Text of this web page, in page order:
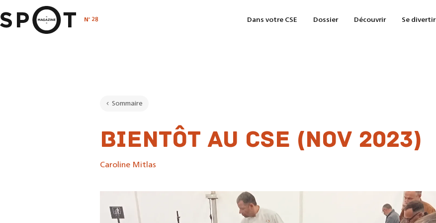
N o 28 Dans votre CSE Dossier Découvrir Se divertir
Sommaire
bientôt au cse (NOV 2023)
Caroline Mitlas